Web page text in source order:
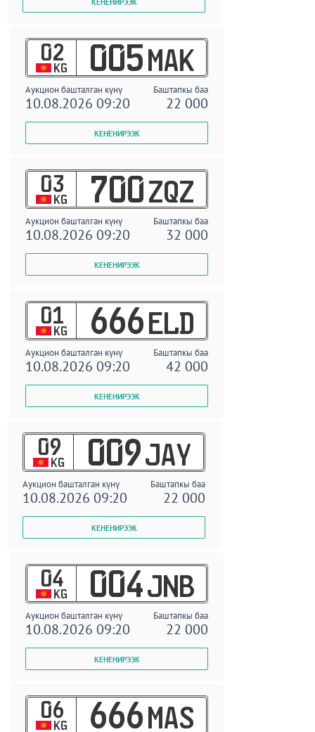
02
KG 005 MAK
Аукцион башталган күнү Баштапкы баа
10.08.2026 09:20 22 000
03
KG 700 ZQZ
Аукцион башталган күнү Баштапкы баа
10.08.2026 09:20 32 000
01
KG 666 ELD
Аукцион башталган күнү Баштапкы баа
10.08.2026 09:20 42 000
09
KG 009 JAY
Аукцион башталган күнү Баштапкы баа
10.08.2026 09:20 22 000
04
KG 004 JNB
Аукцион башталган күнү Баштапкы баа
10.08.2026 09:20 22 000
06
KG 666 MAS